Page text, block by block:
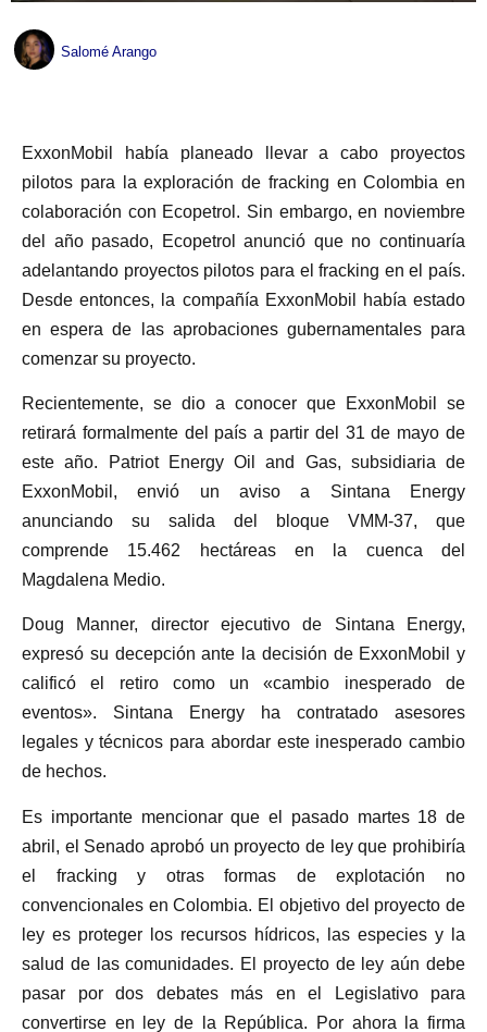
Salomé Arango
ExxonMobil había planeado llevar a cabo proyectos
pilotos para la exploración de fracking en Colombia en
colaboración con Ecopetrol. Sin embargo, en noviembre
del año pasado, Ecopetrol anunció que no continuaría
adelantando proyectos pilotos para el fracking en el país.
Desde entonces, la compañía ExxonMobil había estado
en espera de las aprobaciones gubernamentales para
comenzar su proyecto.
Recientemente, se dio a conocer que ExxonMobil se
retirará formalmente del país a partir del 31 de mayo de
este año. Patriot Energy Oil and Gas, subsidiaria de
ExxonMobil, envió un aviso a Sintana Energy
anunciando su salida del bloque VMM-37, que
comprende 15.462 hectáreas en la cuenca del
Magdalena Medio.
Doug Manner, director ejecutivo de Sintana Energy,
expresó su decepción ante la decisión de ExxonMobil y
calificó el retiro como un «cambio inesperado de
eventos». Sintana Energy ha contratado asesores
legales y técnicos para abordar este inesperado cambio
de hechos.
Es importante mencionar que el pasado martes 18 de
abril, el Senado aprobó un proyecto de ley que prohibiría
el fracking y otras formas de explotación no
convencionales en Colombia. El objetivo del proyecto de
ley es proteger los recursos hídricos, las especies y la
salud de las comunidades. El proyecto de ley aún debe
pasar por dos debates más en el Legislativo para
convertirse en ley de la República. Por ahora la firma